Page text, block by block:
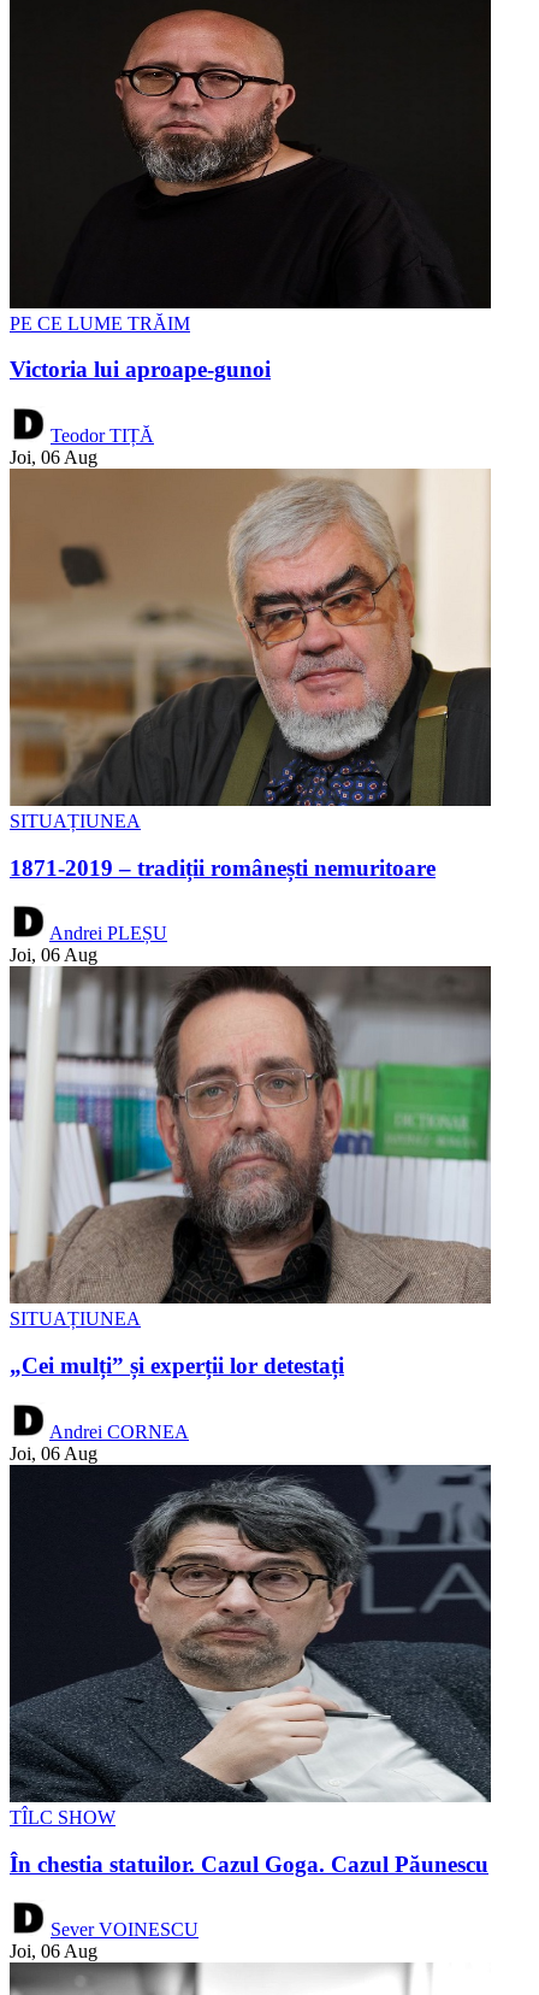
PE CE LUME TRĂIM
Victoria lui aproape-gunoi
Teodor TIȚĂ
Joi, 06 Aug
SITUAȚIUNEA
1871-2019 – tradiții românești nemuritoare
Andrei PLEȘU
Joi, 06 Aug
SITUAȚIUNEA
„Cei mulți” și experții lor detestați
Andrei CORNEA
Joi, 06 Aug
TÎLC SHOW
În chestia statuilor. Cazul Goga. Cazul Păunescu
Sever VOINESCU
Joi, 06 Aug